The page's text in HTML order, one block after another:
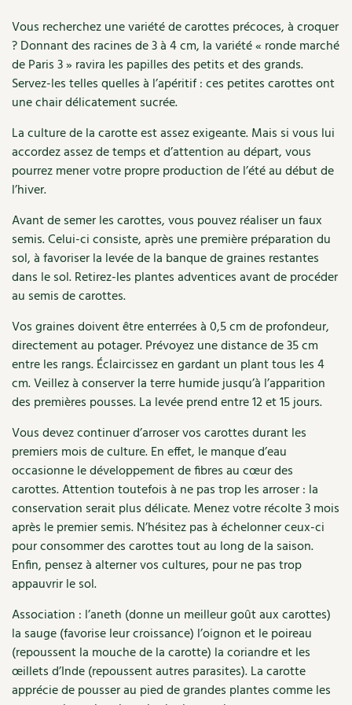
Cuisine saine
Manger bio
Cures, régimes
Dessert, Boulangerie
Techniques, conservation, organisation
Agenda, calendrier
NOUVEAUTÉS
Feuilleter le catalogue
Le magazineLes 4 saisons
Stages
Cartes cadeau
Séjourner en Trièves
Nous contacter
Outils et ustensiles du jardin
Biodiversité
Petit élevage
Cuisine saine
Alimentation et nutrition
Recettes de printemps
Recettes par type de plat
Recettes végétariennes et vegan
Habitat écologique
Conception et gros oeuvre
Matériaux écologiques
Énergie
Gestion de l’eau
Décoration et petit bricolage
Santé et bien-être
Forums
Jardin bio
Cuisine saine
Soins naturels
Les 4 saisons& vous
Questions à la rédaction
Entre abonné·es
Trucs & astuces
Trocs & petites annonces
Appels à témoignage
Bonnes adresses
Liste des pépiniéristes
-
La
semence
bio
Vous recherchez une variété de carottes précoces, à croquer
? Donnant des racines de 3 à 4 cm, la variété « ronde marché
de Paris 3 » ravira les papilles des petits et des grands.
Servez-les telles quelles à l’apéritif : ces petites carottes ont
une chair délicatement sucrée.
La culture de la carotte est assez exigeante. Mais si vous lui
accordez assez de temps et d’attention au départ, vous
pourrez mener votre propre production de l’été au début de
l’hiver.
Avant de semer les carottes, vous pouvez réaliser un faux
semis. Celui-ci consiste, après une première préparation du
sol, à favoriser la levée de la banque de graines restantes
dans le sol. Retirez-les plantes adventices avant de procéder
au semis de carottes.
Vos graines doivent être enterrées à 0,5 cm de profondeur,
directement au potager. Prévoyez une distance de 35 cm
entre les rangs. Éclaircissez en gardant un plant tous les 4
cm. Veillez à conserver la terre humide jusqu’à l’apparition
des premières pousses. La levée prend entre 12 et 15 jours.
Vous devez continuer d’arroser vos carottes durant les
premiers mois de culture. En effet, le manque d’eau
occasionne le développement de fibres au cœur des
carottes. Attention toutefois à ne pas trop les arroser : la
conservation serait plus délicate. Menez votre récolte 3 mois
après le premier semis. N’hésitez pas à échelonner ceux-ci
pour consommer des carottes tout au long de la saison.
Enfin, pensez à alterner vos cultures, pour ne pas trop
appauvrir le sol.
Association : l’aneth (donne un meilleur goût aux carottes)
la sauge (favorise leur croissance) l’oignon et le poireau
(repoussent la mouche de la carotte) la coriandre et les
œillets d’Inde (repoussent autres parasites). La carotte
apprécie de pousser au pied de grandes plantes comme les